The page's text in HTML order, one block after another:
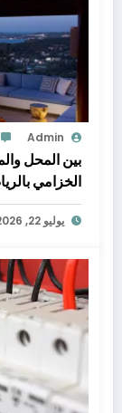
Admin
بين المحل
الخزامي
يوليو 22, 2026